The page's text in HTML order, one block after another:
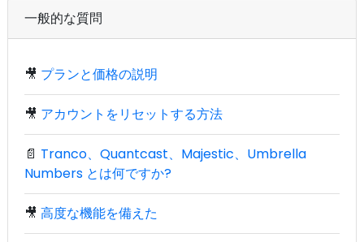
一般的な質問
🎥 プランと価格の説明
🎥 アカウントをリセットする方法
📄 Tranco、Quantcast、Majestic、Umbrella
Numbers とは何ですか?
🎥 高度な機能を備えた